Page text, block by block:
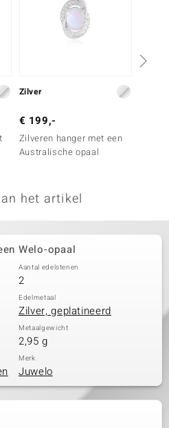
Zilver
€ 199,-
Zilveren hanger met een
Australische opaal
het artikel
Welo-opaal
Aantal edelstenen
2
Edelmetaal
Zilver, geplatineerd
Metaalgewicht
2,95 g
Merk
Juwelo